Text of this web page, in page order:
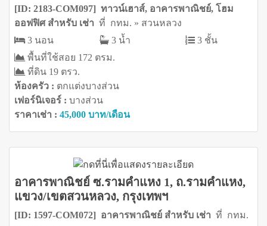
[ID: 2183-COM097] ทาวน์เฮาส์, อาคารพาณิชย์, โฮม
ออฟฟิศ สำหรับ เช่า ที่ กทม. » สวนหลวง
3 นอน
3 น้ำ
3 ชั้น
พื้นที่ใช้สอย 172 ตรม.
ที่ดิน 19 ตรว.
ห้องครัว : ตกแต่งบางส่วน
เฟอร์นิเจอร์ : บางส่วน
ราคาเช่า : 45,000 บาท/เดือน
อาคารพาณิชย์ ซ.รามคำแหง 1, ถ.รามคำแหง,
แขวง/เขตสวนหลวง, กรุงเทพฯ
[ID: 1597-COM072] อาคารพาณิชย์ สำหรับ เช่า ที่ กทม.